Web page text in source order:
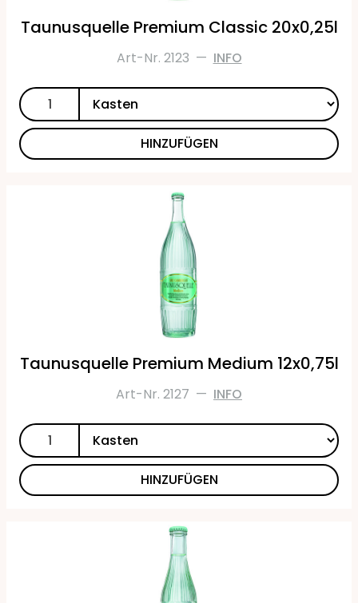
Taunusquelle Premium Classic 20x0,25l
Art-Nr. 2123 — INFO
HINZUFÜGEN
Taunusquelle Premium Medium 12x0,75l
Art-Nr. 2127 — INFO
HINZUFÜGEN